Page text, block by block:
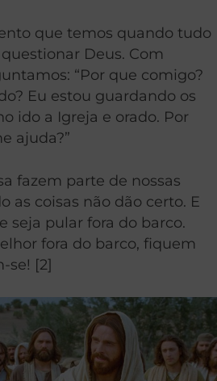
que temos quando tudo
Deus. Com
“Por que comigo?
Eu estou guardando os
ido a Igreja e orado. Por
ajuda?”
fazem parte de nossas
as coisas não dão certo. E
seja pular fora do barco.
fora do barco, fiquem
se! [2]